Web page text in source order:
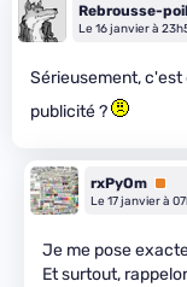
Rebrousse-poil
Le 16 janvier à
Sérieusement, c'est
publicité ?
rxPyOm
Le 17 janvier à
Je me pose
Et surtout,